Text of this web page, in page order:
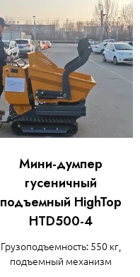
Мини-думпер
гусеничный
подъемный HighTop
HTD500-4
Грузоподъемность: 550 кг,
подъемный механизм